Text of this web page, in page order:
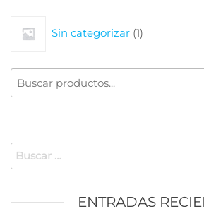
Sin categorizar 1
producto
Buscar
Buscar:
ENTRADAS